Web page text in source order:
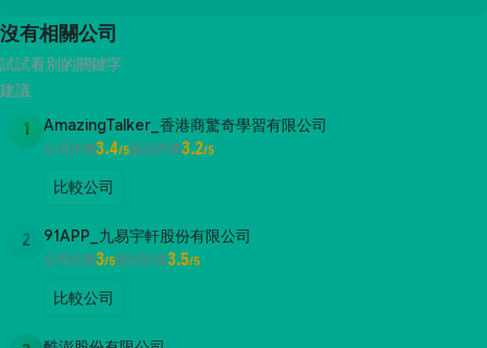
沒有相關公司
試試看別的關鍵字
建議
1 AmazingTalker_香港商驚奇學習有限公司
公司評價3.4/5面試評價3.2/5
比較公司
2 91APP_九易宇軒股份有限公司
公司評價3/5面試評價3.5/5
比較公司